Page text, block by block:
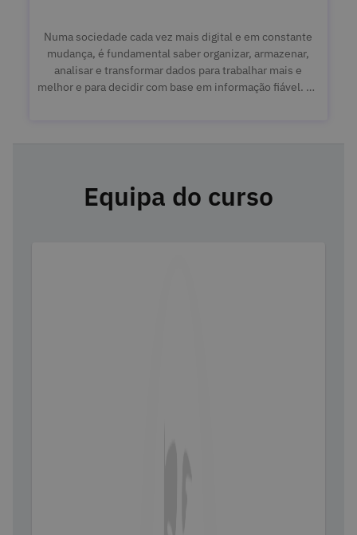
Numa sociedade cada vez mais digital e em constante
mudança, é fundamental saber organizar, armazenar,
analisar e transformar dados para trabalhar mais e
melhor e para decidir com base em informação fiável. As
Equipa do curso